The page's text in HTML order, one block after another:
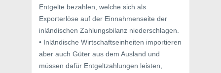
Entgelte bezahlen, welche sich als
Exporterlöse auf der Einnahmenseite der
inländischen Zahlungsbilanz niederschlagen.
• Inländische Wirtschaftseinheiten importieren
aber auch Güter aus dem Ausland und
müssen dafür Entgeltzahlungen leisten,